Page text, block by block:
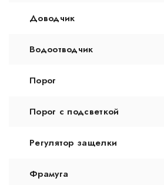
Доводчик
Водоотводчик
Порог
Порог с подсветкой
Регулятор защелки
Фрамуга